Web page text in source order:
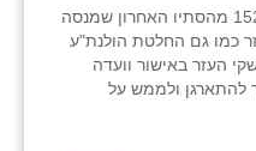
החלטת מועצת מקרקעי ישראל 1521 מהסתיו האחרון שמנסה
כמו גם החלטת הולנת"ע
העזר באישור וועדה
להתארגן ולממש על